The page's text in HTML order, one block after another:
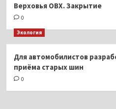
Верховья ОВХ. Закрытие
0
Экология
Для автомобилистов
приёма старых шин
0